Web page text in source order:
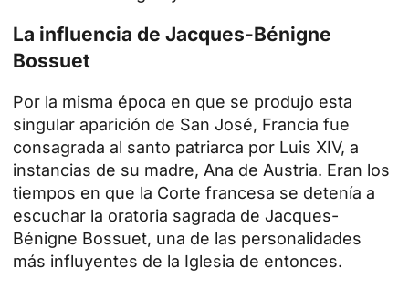
La influencia de Jacques-Bénigne
Bossuet
Por la misma época en que se produjo esta
singular aparición de San José, Francia fue
consagrada al santo patriarca por Luis XIV, a
instancias de su madre, Ana de Austria. Eran los
tiempos en que la Corte francesa se detenía a
escuchar la oratoria sagrada de Jacques-
Bénigne Bossuet, una de las personalidades
más influyentes de la Iglesia de entonces.